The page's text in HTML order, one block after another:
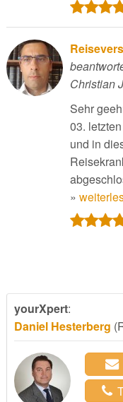
yourXpert:
Daniel Hesterberg
Christian
Sehr
03.
und in
»